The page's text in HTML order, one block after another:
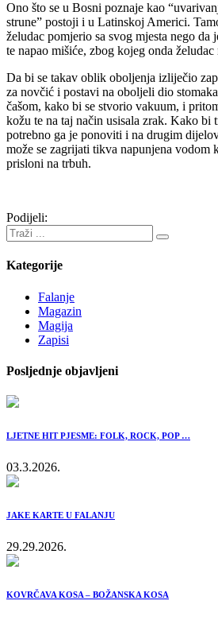
Ono što se u Bosni poznaje kao
strune” postoji i u Latinskoj Americi.
želudac pomjerio sa svog mjesta nego da
te napao mišiće, zbog kojeg onda
Da bi se takav oblik oboljenja izliječio
za novčić i postavi na oboljeli dio
čašom, kako bi se stvorio vakuum, i
kožu te na taj način usisala zrak. Kako bi
potrebno ga je ponoviti i na drugim
može se zagrijati tikva napunjena vodom
prisloni na trbuh.
Podijeli:
Kategorije
Falanje
Magazin
Magija
Zapisi
Posljednje objavljeni
LJETNE HIT PJESME: FOLK, ROCK, POP …
03.3.2026.
JAKE KARTE U FALANJU
29.29.2026.
KOVRČAVA KOSA – BOŽANSKA KOSA